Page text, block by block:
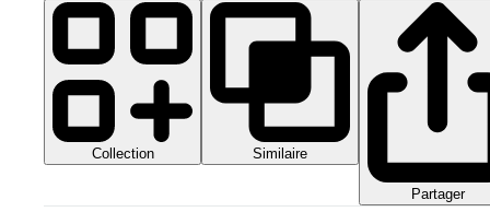
Collection Similaire
Partager